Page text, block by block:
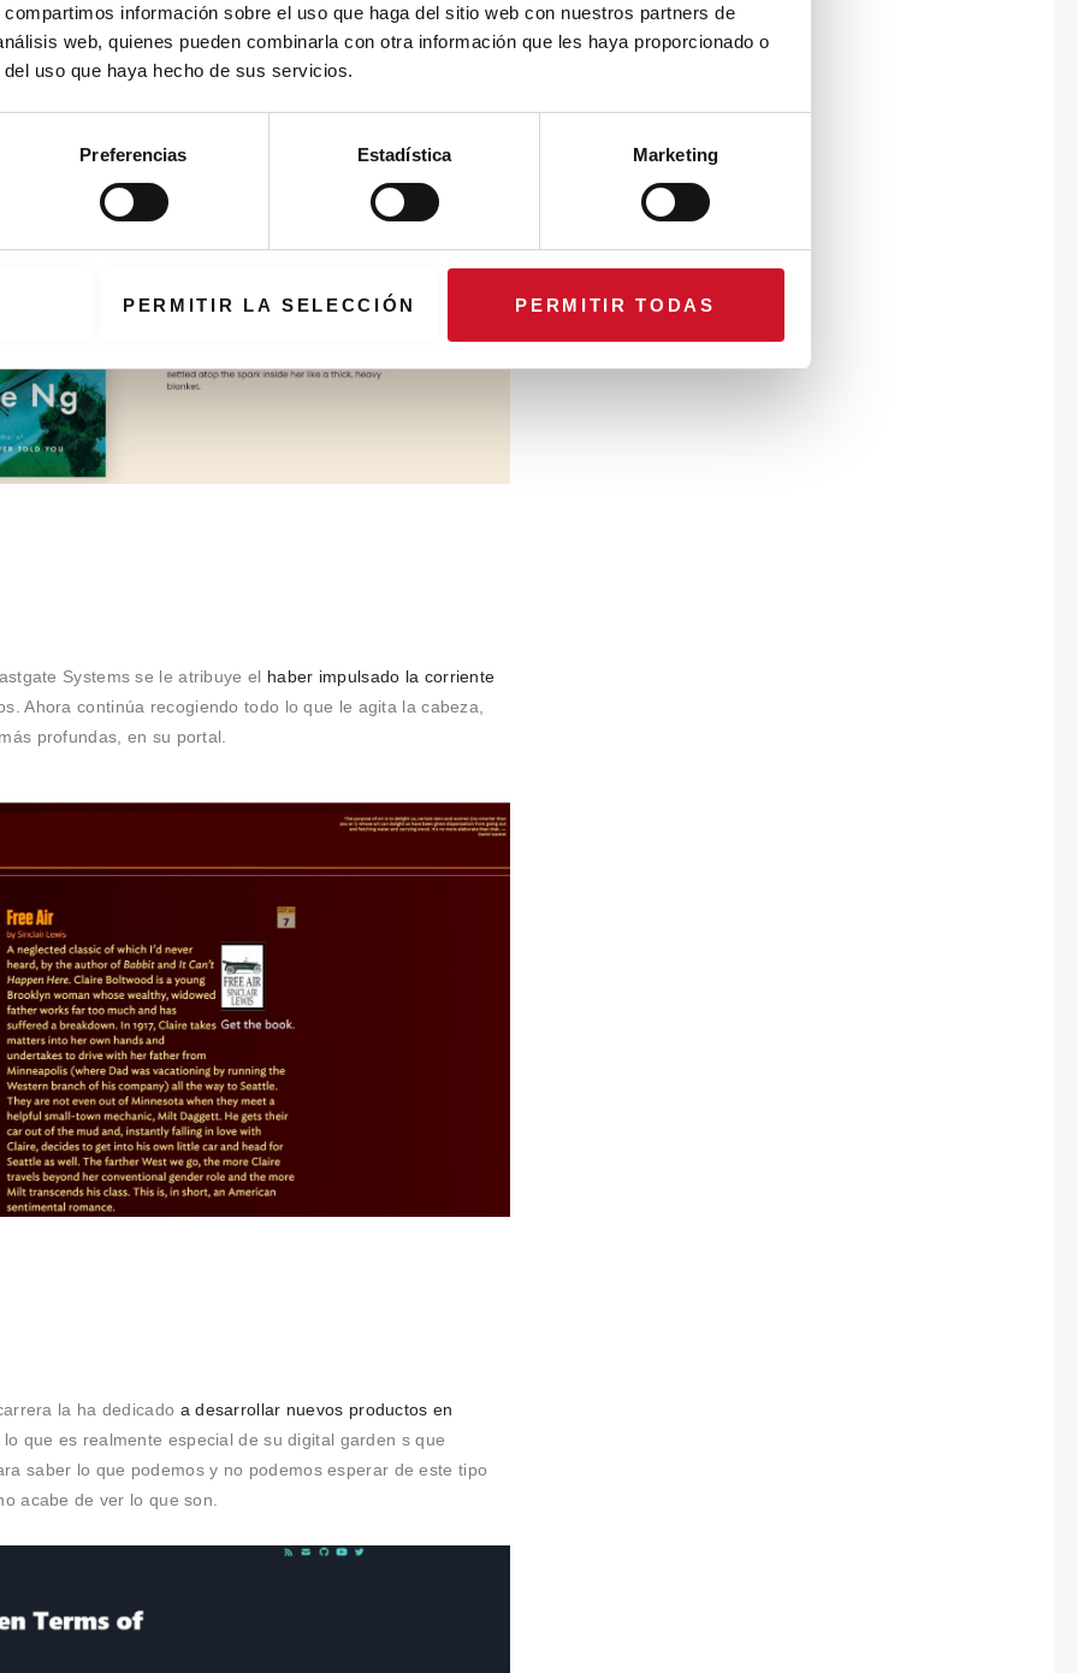
información sobre el uso que haga del sitio web con nuestros partners de
web, quienes pueden combinarla con otra información que les haya proporcionado o
uso que haya hecho de sus servicios.
Preferencias Estadística Marketing
PERMITIR LA SELECCIÓN PERMITIR TODAS
Systems se le atribuye el haber impulsado la corriente
Ahora continúa recogiendo todo lo que le agita la cabeza,
profundas, en su portal.
la ha dedicado a desarrollar nuevos productos en
que es realmente especial de su digital garden s que
saber lo que podemos y no podemos esperar de este tipo
acabe de ver lo que son.